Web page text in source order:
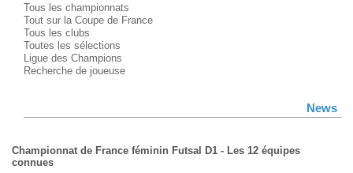
Tous les championnats
Tout sur la Coupe de France
Tous les clubs
Toutes les sélections
Ligue des Champions
Recherche de joueuse
News
Championnat de France féminin Futsal D1 - Les 12 équipes
connues